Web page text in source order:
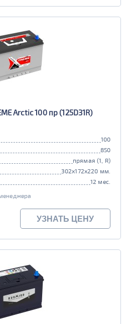
Arctic 100 пр (125D31R)
100
850
прямая (1, R)
302x172x220 мм.
12 мес.
УЗНАТЬ ЦЕНУ